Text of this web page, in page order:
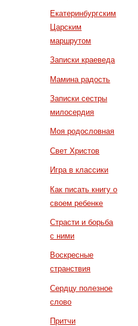
Екатеринбургским
Царским
маршрутом
Записки краеведа
Мамина радость
Записки сестры
милосердия
Моя родословная
Свет Христов
Игра в классики
Как писать книгу о
своем ребенке
Страсти и борьба
с ними
Воскресные
странствия
Сердцу полезное
слово
Притчи